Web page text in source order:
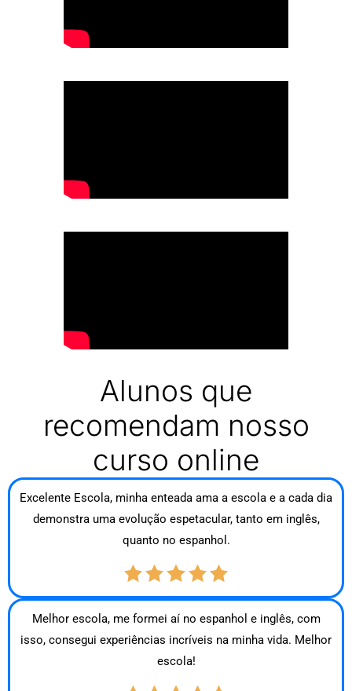
Alunos que
recomendam nosso
curso online
Excelente Escola, minha enteada ama a escola e a cada dia
demonstra uma evolução espetacular, tanto em inglês,
quanto no espanhol.
Melhor escola, me formei aí no espanhol e inglês, com
isso, consegui experiências incríveis na minha vida. Melhor
escola!